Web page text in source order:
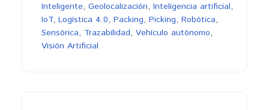
Inteligente, Geolocalización, Inteligencia artificial,
IoT, Logística 4.0, Packing, Picking, Robótica,
Sensórica, Trazabilidad, Vehículo autónomo,
Visión Artificial